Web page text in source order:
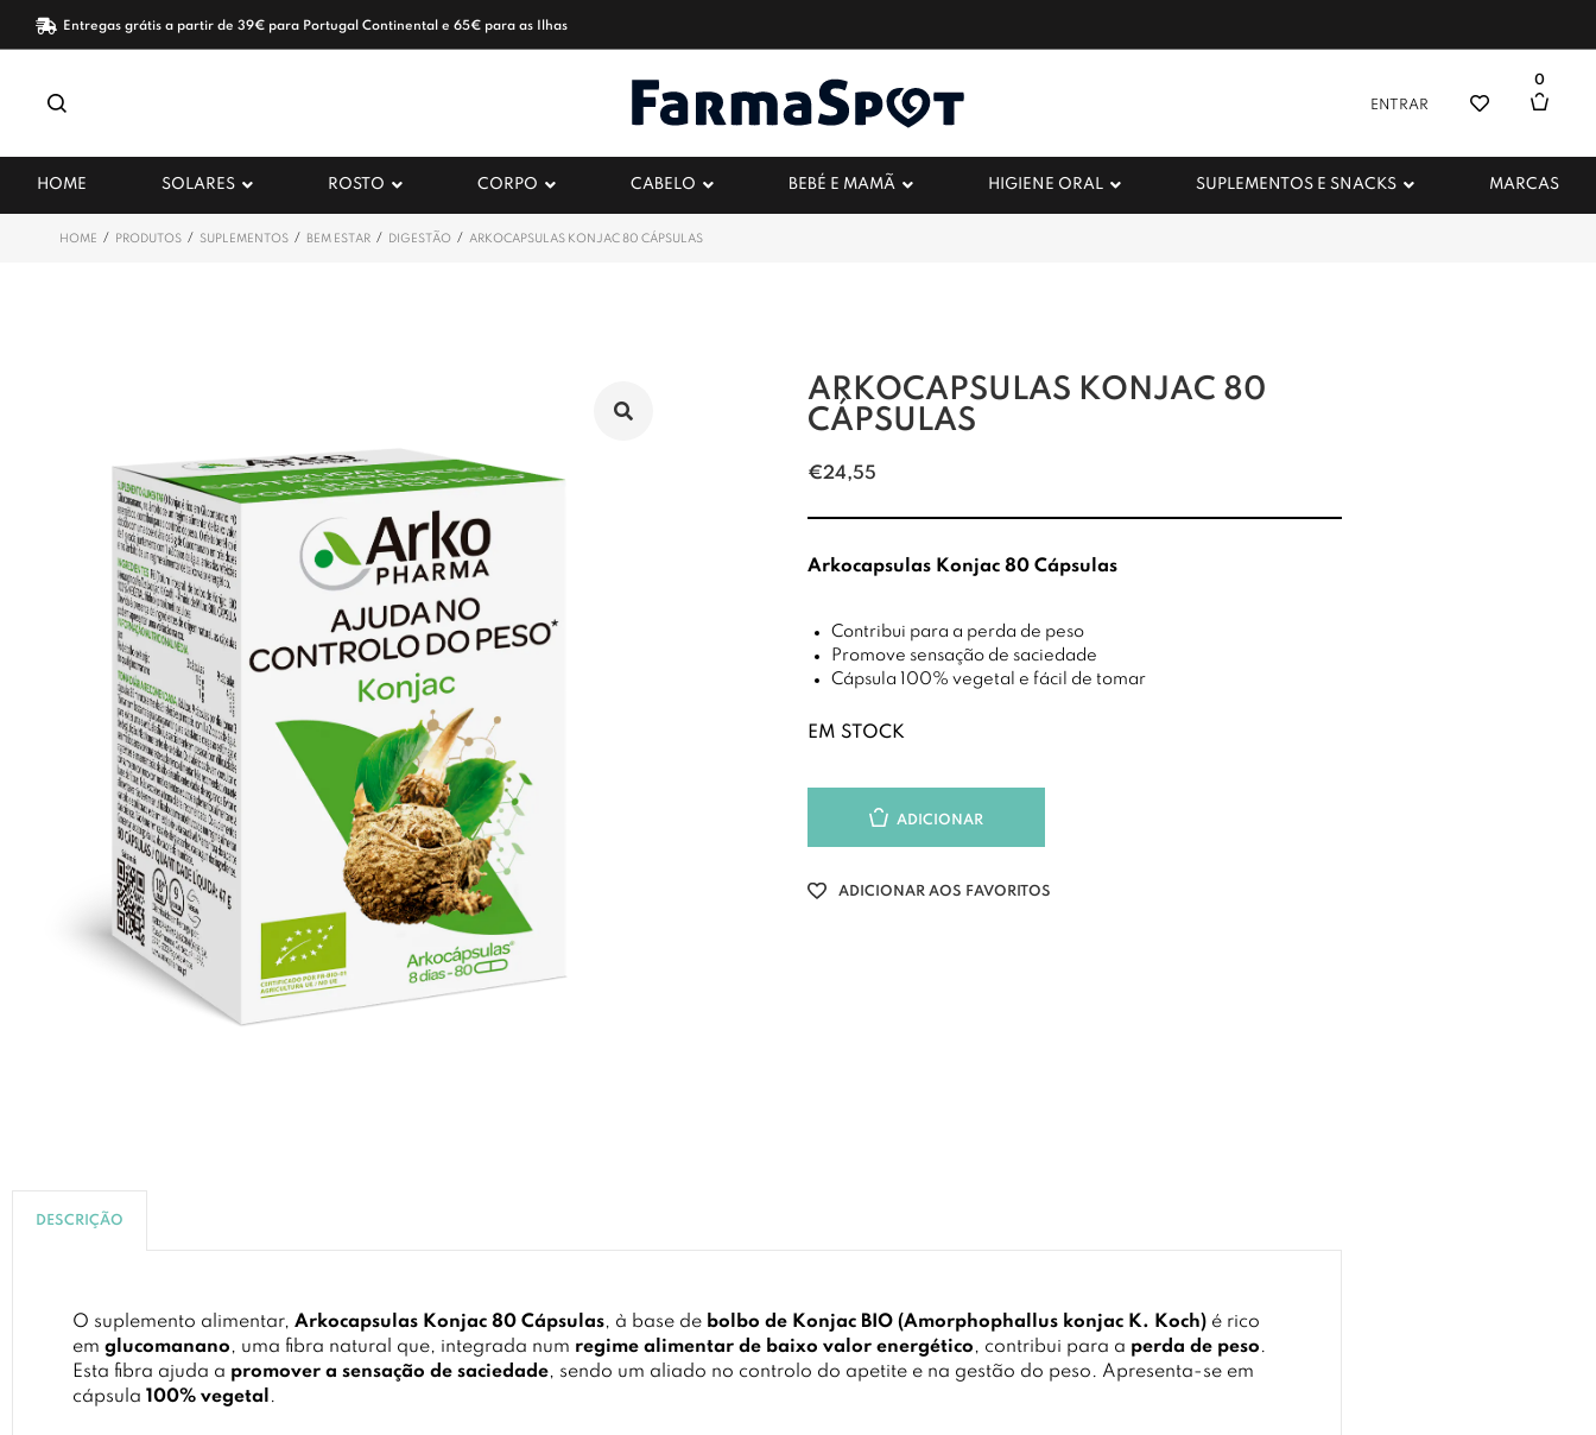
Entregas grátis a partir de 39€ para Portugal Continental e 65€ para as Ilhas
ENTRAR
0
HOME SOLARES ROSTO CORPO CABELO BEBÉ E MAMÃ HIGIENE ORAL SUPLEMENTOS E SNACKS MARCAS
HOME / PRODUTOS / SUPLEMENTOS / BEM ESTAR / DIGESTÃO / ARKOCAPSULAS KONJAC 80 CÁPSULAS
ARKOCAPSULAS KONJAC 80
CÁPSULAS
€24,55
Arkocapsulas Konjac 80 Cápsulas
Contribui para a perda de peso
Promove sensação de saciedade
Cápsula 100% vegetal e fácil de tomar
EM STOCK
ADICIONAR
ADICIONAR AOS FAVORITOS
DESCRIÇÃO
O suplemento alimentar, Arkocapsulas Konjac 80 Cápsulas, à base de bolbo de Konjac BIO (Amorphophallus konjac K. Koch) é rico
em glucomanano, uma fibra natural que, integrada num regime alimentar de baixo valor energético, contribui para a perda de peso.
Esta fibra ajuda a promover a sensação de saciedade, sendo um aliado no controlo do apetite e na gestão do peso. Apresenta-se em
cápsula 100% vegetal .